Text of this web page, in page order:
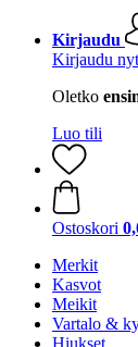
Kirjaudu
Kirjaudu nyt
Oletko
Luo tili
Ostoskori
Merkit
Kasvot
Meikit
Vartalo &
Hiukset